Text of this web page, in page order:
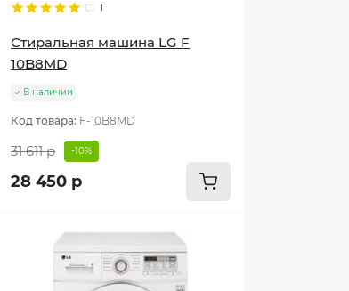
1
Стиральная машина LG F
10B8MD
В наличии
Код товара: F-10B8MD
31 611 р -10%
28 450 р